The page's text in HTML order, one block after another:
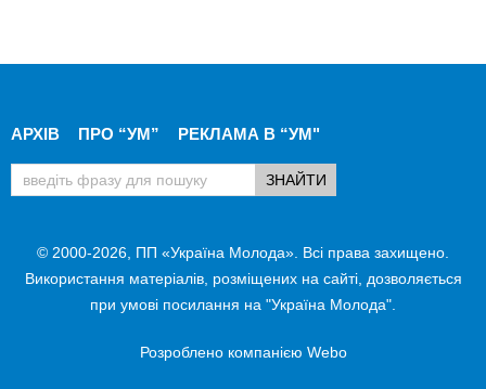
АРХІВ ПРО “УМ” РЕКЛАМА В “УМ"
© 2000-2026, ПП «Україна Молода». Всі права захищено.
Використання матеріалів, розміщених на сайті, дозволяється
при умові посилання на "Україна Молода".
Розроблено компанією Webo